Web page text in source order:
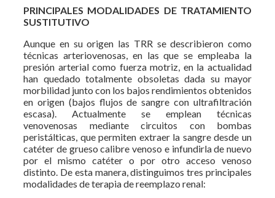
PRINCIPALES MODALIDADES DE TRATAMIENTO
SUSTITUTIVO
Aunque en su origen las TRR se describieron como
técnicas arteriovenosas, en las que se empleaba la
presión arterial como fuerza motriz, en la actualidad
han quedado totalmente obsoletas dada su mayor
morbilidad junto con los bajos rendimientos obtenidos
en origen (bajos flujos de sangre con ultrafiltración
escasa). Actualmente se emplean técnicas
venovenosas mediante circuitos con bombas
peristálticas, que permiten extraer la sangre desde un
catéter de grueso calibre venoso e infundirla de nuevo
por el mismo catéter o por otro acceso venoso
distinto. De esta manera, distinguimos tres principales
modalidades de terapia de reemplazo renal: